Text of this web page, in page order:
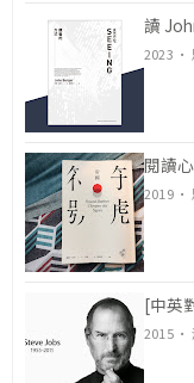
讀
2023 ·
閱讀
2019 ·
[中英
2015 ·